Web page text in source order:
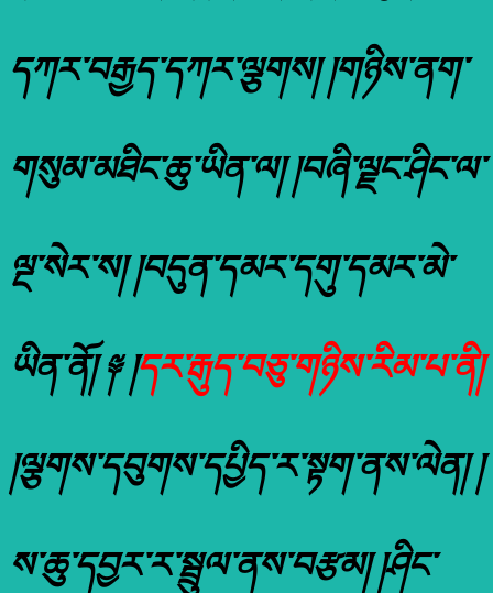
དཀར་བརྒྱད་དཀར་ལྕགས། །གཉིས་ནག་
གསུམ་མཐིང་ཆུ་ཡིན་ལ། །བཞི་ལྗང་ཤིང་ལ་
ལྔ་སེར་ས། །བདུན་དམར་དགུ་དམར་མེ་
ཡིན་ནོ། ༈ །དར་རྒུད་བཅུ་གཉིས་རིམ་པ་ནི།
།ལྕགས་དབུགས་དཔྱིད་ར་སྟག་ནས་ལེན། །
ས་ཆུ་དབྱར་ར་སྦྲུལ་ནས་བརྩམ། །ཤིང་